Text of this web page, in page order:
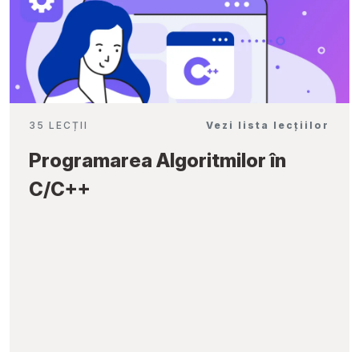
35 LECȚII Vezi lista lecțiilor
Programarea Algoritmilor în
C/C++